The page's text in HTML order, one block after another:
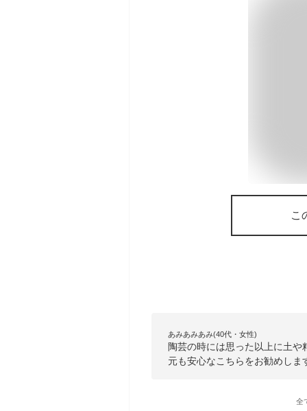
こ
あみあみあみ(40代・女性)
陶芸の時には思った以上に土
元も安心なこちらをお勧めしま
全